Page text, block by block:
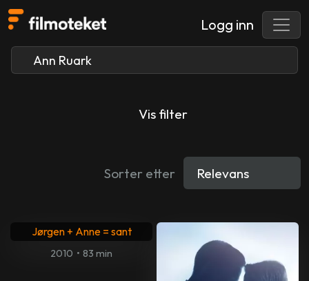
Logg inn
Vis filter
Sorter etter
Jørgen + Anne = sant
2010 • 83 min